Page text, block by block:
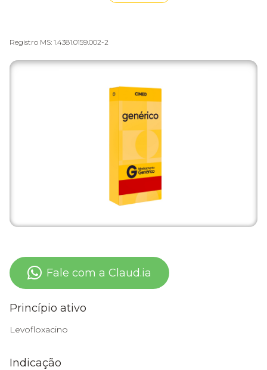
Registro MS: 1.4381.0159.002-2
Fale com a Claud.ia
Princípio ativo
Levofloxacino
Indicação